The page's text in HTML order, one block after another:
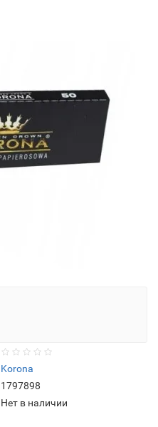
Korona
1797898
Нет в наличии